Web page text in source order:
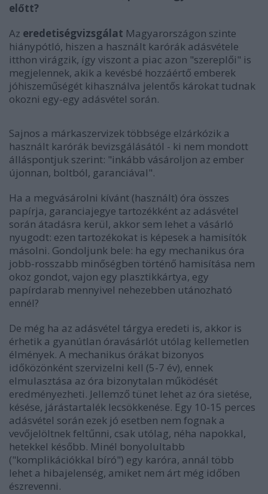
előtt?
Az eredetiségvizsgálat Magyarországon szinte
hiánypótló, hiszen a használt karórák adásvétele
itthon virágzik, így viszont a piac azon "szereplői" is
megjelennek, akik a kevésbé hozzáértő emberek
jóhiszeműségét kihasználva jelentős károkat tudnak
okozni egy-egy adásvétel során.
Sajnos a márkaszervizek többsége elzárkózik a
használt karórák bevizsgálásától - ki nem mondott
álláspontjuk szerint: "inkább vásároljon az ember
újonnan, boltból, garanciával".
Ha a megvásárolni kívánt (használt) óra összes
papírja, garanciajegye tartozékként az adásvétel
során átadásra kerül, akkor sem lehet a vásárló
nyugodt: ezen tartozékokat is képesek a hamisítók
másolni. Gondoljunk bele: ha egy mechanikus óra
jobb-rosszabb minőségben történő hamisítása nem
okoz gondot, vajon egy plasztikkártya, egy
papírdarab mennyivel nehezebben utánozható
ennél?
De még ha az adásvétel tárgya eredeti is, akkor is
érhetik a gyanútlan óravásárlót utólag kellemetlen
élmények. A mechanikus órákat bizonyos
időközönként szervizelni kell (5-7 év), ennek
elmulasztása az óra bizonytalan működését
eredményezheti. Jellemző tünet lehet az óra sietése,
késése, járástartalék lecsökkenése. Egy 10-15 perces
adásvétel során ezek jó esetben nem fognak a
vevőjelöltnek feltűnni, csak utólag, néha napokkal,
hetekkel később. Minél bonyolultabb
("komplikációkkal bíró") egy karóra, annál több
lehet a hibajelenség, amiket nem árt még időben
észrevenni.